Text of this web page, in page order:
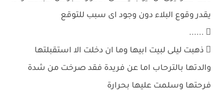
يقدر وقوع البلاء دون وجود اى سبب للتوقع
 ......
 ذهبت ليلى لبيت ابيها وما ان دخلت الا استقبلتها
والدتها بالترحاب اما عن فريدة فقد صرخت من شدة
فرحتها وسلمت عليها بحرارة